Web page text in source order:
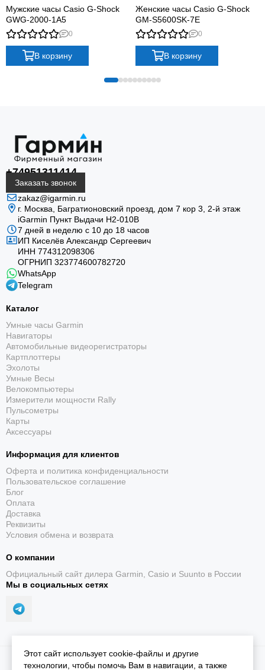
Мужские часы Casio G-Shock
GWG-2000-1A5
0
В корзину
Женские часы Casio G-Shock
GM-S5600SK-7E
0
В корзину
+74951311414
Заказать звонок
zakaz@igarmin.ru
г. Москва, Багратионовский проезд, дом 7 кор 3, 2-й этаж
iGarmin Пункт Выдачи Н2-010В
7 дней в неделю с 10 до 18 часов
ИП Киселёв Александр Сергеевич
ИНН 774312098306
ОГРНИП 323774600782720
WhatsApp
Telegram
Каталог
Умные часы Garmin
Навигаторы
Автомобильные видеорегистраторы
Картплоттеры
Эхолоты
Умные Весы
Велокомпьютеры
Измерители мощности Rally
Пульсометры
Карты
Аксессуары
Информация для клиентов
Оферта и политика конфиденциальности
Пользовательское соглашение
Блог
Оплата
Доставка
Реквизиты
Условия обмена и возврата
О компании
Официальный сайт дилера Garmin, Casio и Suunto в России
Мы в социальных сетях
2026 © iGarmin.Карта сайта
Этот сайт использует cookie-файлы и другие
технологии, чтобы помочь Вам в навигации, а также